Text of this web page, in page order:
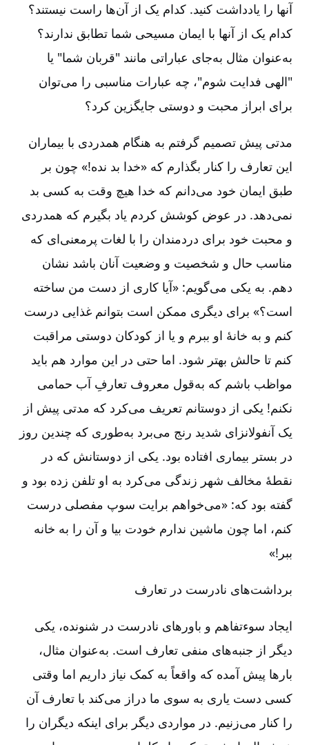
آنها را یادداشت کنید. کدام یک از آن‌ها راست نیستند؟
کدام یک از آنها با ایمان مسیحی شما تطابق ندارند؟
به‌عنوان مثال به‌جای عباراتی مانند "قربان شما" یا
"الهی فدایت شوم"، چه عبارات مناسبی را می‌توان
برای ابراز محبت و دوستی جایگزین کرد؟
مدتی پیش تصمیم گرفتم به هنگام همدردی با بیماران
این تعارف را کنار بگذارم که «خدا بد نده!» چون بر
طبق ایمان خود می‌دانم که خدا هیچ وقت به کسی بد
نمی‌دهد. در عوض کوشش کردم یاد بگیرم که همدردی
و محبت خود برای دردمندان را با لغات پرمعنی‌ای که
مناسب حال و شخصیت و وضعیت آنان باشد نشان
دهم. به یکی می‌گویم: «آیا کاری از دست من ساخته
است؟» برای دیگری ممکن است بتوانم غذایی درست
کنم و به خانۀ او ببرم و یا از کودکان دوستی مراقبت
کنم تا حالش بهتر شود. اما حتی در این موارد هم باید
مواظب باشم که به‌قول معروف تعارفِ آب حمامی
نکنم! یکی از دوستانم تعریف می‌کرد که مدتی پیش از
یک آنفولانزای شدید رنج می‌برد به‌طوری که چندین روز
در بستر بیماری افتاده بود. یکی از دوستانش که در
نقطۀ مخالف شهر زندگی می‌کرد به او تلفن زده بود و
گفته بود که: «می‌خواهم برایت سوپ مفصلی درست
کنم، اما چون ماشین ندارم خودت بیا و آن را به خانه
ببر!»
برداشت‌های نادرست در تعارف
ایجاد سوء‌تفاهم و باورهای نادرست در شنونده، یکی
دیگر از جنبه‌های منفی تعارف است. به‌عنوان مثال،
بارها پیش آمده که واقعاً به کمک نیاز داریم اما وقتی
کسی دست یاری به سوی ما دراز می‌کند با تعارف آن
را کنار می‌زنیم. در مواردی دیگر برای اینکه دیگران را